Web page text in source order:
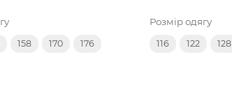
158 170 176
Розмір одягу
116 122 128